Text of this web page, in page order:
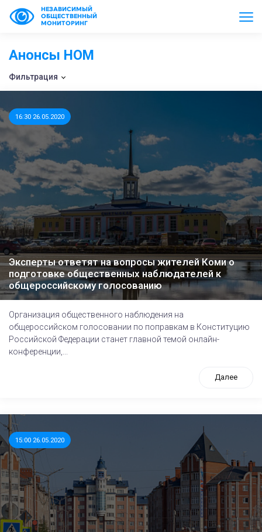
НЕЗАВИСИМЫЙ
ОБЩЕСТВЕННЫЙ
МОНИТОРИНГ
Анонсы НОМ
Фильтрация
16:30 26.05.2020
Эксперты ответят на вопросы жителей Коми о
подготовке общественных наблюдателей к
общероссийскому голосованию
Организация общественного наблюдения на
общероссийском голосовании по поправкам в Конституцию
Российской Федерации станет главной темой онлайн-
конференции,...
Далее
15:00 26.05.2020